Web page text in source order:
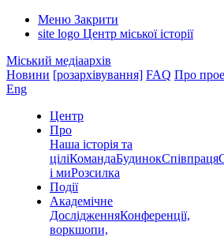
Меню Закрити
site logo Центр міської історії
Міський медіаархів
Новини [розархівування] FAQ Про
Eng
Центр
Про
Наша історія та
ціліКомандаБудинокСпівпраця
і миРозсилка
Події
Академічне
ДослідженняКонференції,
воркшопи,